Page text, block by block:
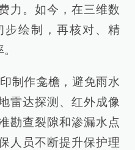
力。如今，在三维数
绘制，再核对、精
制作龛檐，避免雨水
雷达探测、红外成像
勘查裂隙和渗漏水点
员不断提升保护理